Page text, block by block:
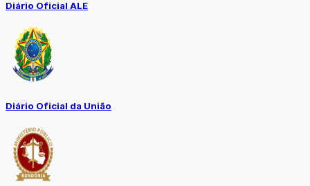
Diário Oficial ALE
Diário Oficial da União